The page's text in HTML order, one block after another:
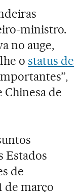
ministro.
no auge,
ostatus de
de
Estados
de
de março